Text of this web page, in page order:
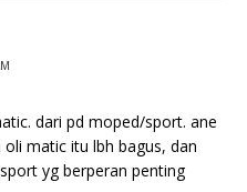
dari pd moped/sport. ane
matic itu lbh bagus, dan
yg berperan penting